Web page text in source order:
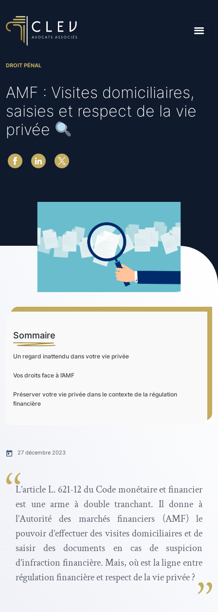
DROIT PÉNAL
AMF : Visites domiciliaires,
saisies et respect de la vie
privée
Sommaire
Un regard inattendu dans votre vie privée
Vos droits face à l’AMF
Préserver votre vie privée dans le contexte de la régulation
financière
27 décembre 2023
L’article L. 621-12 du Code monétaire et financier
est une arme à double tranchant. Il donne à
l’Autorité des marchés financiers (AMF) le
pouvoir d’effectuer des visites domiciliaires et de
saisir des documents en cas de suspicion
d’infraction financière. Mais, où est la ligne entre
régulation financière et respect de la vie privée ?